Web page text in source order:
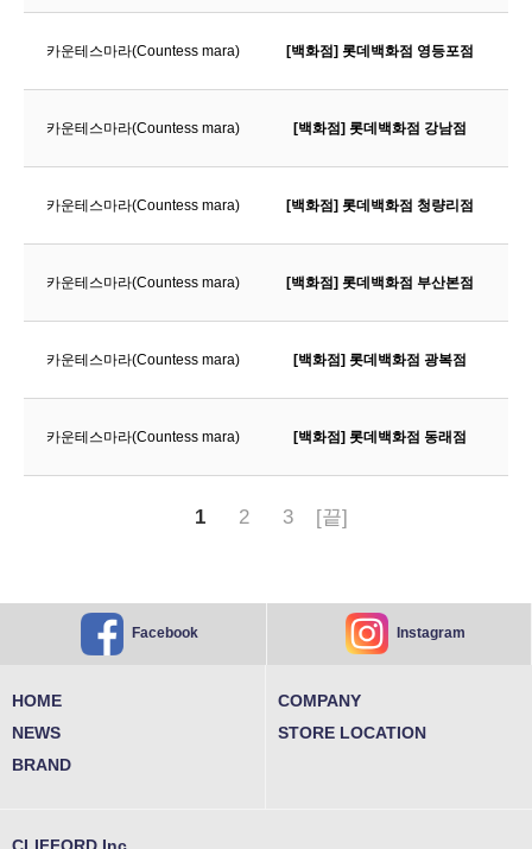
카운테스마라(Countess mara) [백화점] 롯데백화점 영등포점
카운테스마라(Countess mara) [백화점] 롯데백화점 강남점
카운테스마라(Countess mara) [백화점] 롯데백화점 청량리점
카운테스마라(Countess mara) [백화점] 롯데백화점 부산본점
카운테스마라(Countess mara) [백화점] 롯데백화점 광복점
카운테스마라(Countess mara) [백화점] 롯데백화점 동래점
1 2 3 [끝]
Facebook Instagram
HOME
NEWS
BRAND
COMPANY
STORE LOCATION
CLIFFORD Inc.